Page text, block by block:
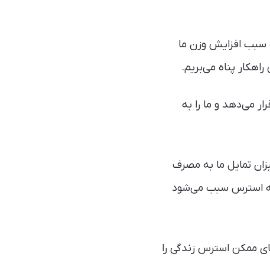
افزایش وزن ما
پناه می‌بریم.
می‌دهد و ما را به
تمایل ما به مصرف
استرس سبب می‌شود
ممکن استرس زندگی را